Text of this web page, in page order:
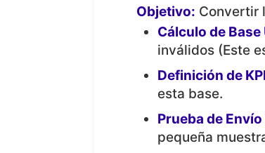
Objetivo: Convertir
Cálculo de Base
inválidos (Este
Definición de
esta base.
Prueba de
pequeña